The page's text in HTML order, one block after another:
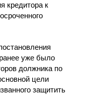
кредитора к
уже было
должника по
цели
защитить